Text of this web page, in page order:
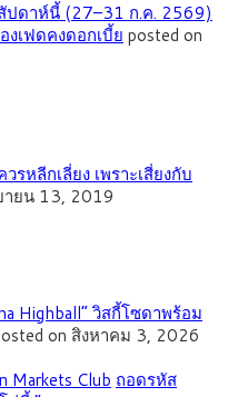
ปดาห์นี้ (27–31 ก.ค. 2569)
เฟดคงดอกเบี้ย posted on
รหลีกเลี่ยง เพราะเสี่ยงกับ
ายน 13, 2019
Highball” วิสกี้โซดาพร้อม
on สิงหาคม 3, 2026
ถอดรหัส